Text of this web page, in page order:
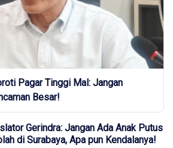
Pagar Tinggi Mal: Jangan
Besar!
Gerindra: Jangan Ada Anak Putus
di Surabaya, Apa pun Kendalanya!